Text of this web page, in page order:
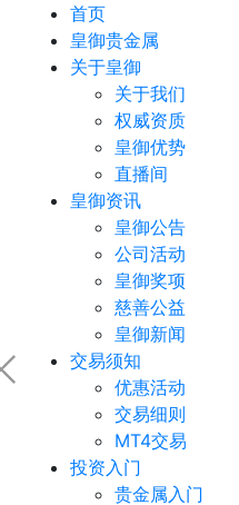
首页
皇御贵金属
关于皇御
关于我们
权威资质
皇御优势
直播间
皇御资讯
皇御公告
公司活动
皇御奖项
慈善公益
皇御新闻
交易须知
优惠活动
交易细则
MT4交易
投资入门
贵金属入门